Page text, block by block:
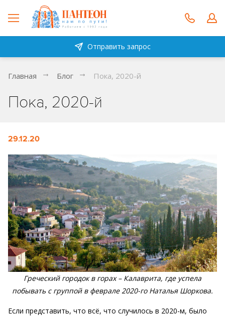
Отправить запрос
Главная Блог Пока, 2020-й
Пока, 2020-й
29.12.20
Греческий городок в горах – Калаврита, где успела
побывать с группой в феврале 2020-го Наталья Шоркова.
Если представить, что всё, что случилось в 2020-м, было